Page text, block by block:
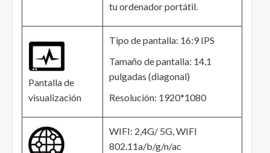
tu ordenador portátil.
Pantalla de
visualización
Tipo de pantalla: 16:9 IPS
Tamaño de pantalla: 14,1
pulgadas (diagonal)
Resolución: 1920*1080
WIFI: 2,4G/ 5G, WIFI
802.11a/b/g/n/ac